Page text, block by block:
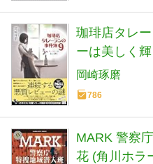
珈琲店タレ
ーは美しく
ス』大賞シリ
岡崎琢磨
786
MARK 警察
花 (角川ホラ